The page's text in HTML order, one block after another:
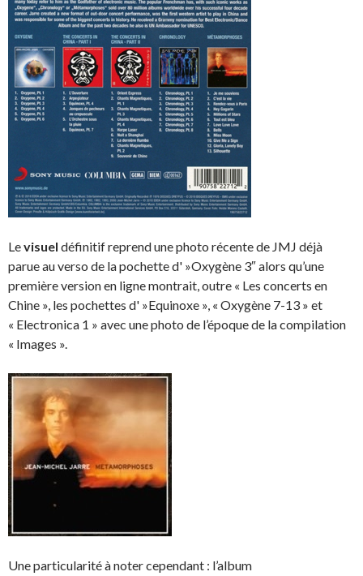
Levisuel définitif reprend une photo récente de JMJ déjà
parue au verso de la pochette d' »Oxygène 3″ alors qu’une
première version en ligne montrait, outre « Les concerts en
Chine », les pochettes d' »Equinoxe », « Oxygène 7-13 » et
« Electronica 1 » avec une photo de l’époque de la compilation
« Images ».
Une particularité à noter cependant : l’album